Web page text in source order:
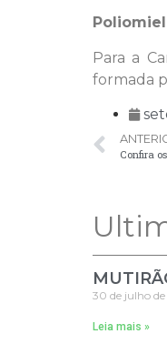
Para a
formada
Confira
30 de julho
Leia mais »